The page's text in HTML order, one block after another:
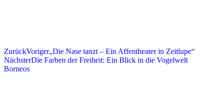
ZurückVoriger„Die Nase tanzt – Ein Affentheater in Zeitlupe“
NächsterDie Farben der Freiheit: Ein Blick in die Vogelwelt
Borneos